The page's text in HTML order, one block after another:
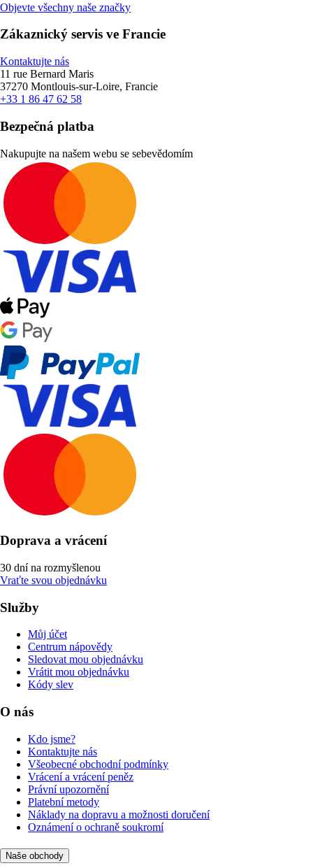
Objevte všechny naše značky
Zákaznický servis ve Francie
Kontaktujte nás
11 rue Bernard Maris
37270 Montlouis-sur-Loire, Francie
+33 1 86 47 62 58
Bezpečná platba
Nakupujte na našem webu se sebevědomím
Doprava a vrácení
30 dní na rozmyšlenou
Vraťte svou objednávku
Služby
Můj účet
Centrum nápovědy
Sledovat mou objednávku
Vrátit mou objednávku
Kódy slev
O nás
Kdo jsme?
Kontaktujte nás
Všeobecné obchodní podmínky
Vrácení a vrácení peněz
Právní upozornění
Platební metody
Náklady na dopravu a možnosti doručení
Oznámení o ochraně soukromí
Naše obchody